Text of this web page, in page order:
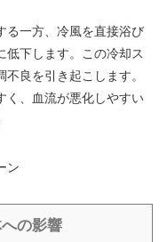
る一方、冷風を直接浴び
低下します。この冷却ス
良を引き起こします。
く、血流が悪化しやすい
ン
の影響